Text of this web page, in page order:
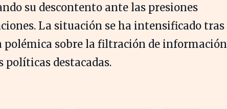
su descontento ante las presiones
La situación se ha intensificado tras
polémica sobre la filtración de información
políticas destacadas.